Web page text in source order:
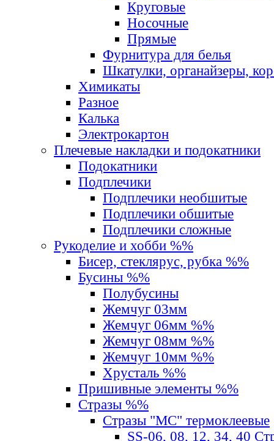
Круговые
Носочные
Прямые
Фурнитура для белья
Шкатулки, органайзеры,
Химикаты
Разное
Калька
Электрокартон
Плечевые накладки и подокатники
Подокатники
Подплечики
Подплечики необшитые
Подплечики обшитые
Подплечики сложные
Рукоделие и хобби %%
Бисер, стеклярус, рубка %%
Бусины %%
Полубусины
Жемчуг 03мм
Жемчуг 06мм %%
Жемчуг 08мм %%
Жемчуг 10мм %%
Хрусталь %%
Пришивные элементы %%
Стразы %%
Стразы "MС" термоклеевые
SS-06, 08, 12, 34, 40